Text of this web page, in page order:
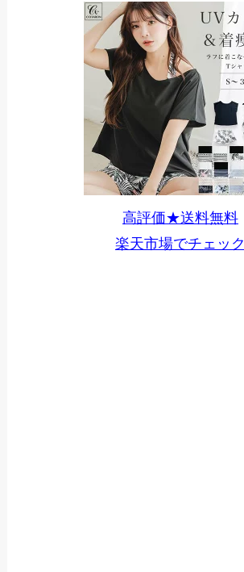
高評価★送料無料
楽天市場でチェック